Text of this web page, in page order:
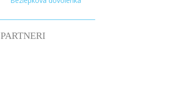
PARTNERI